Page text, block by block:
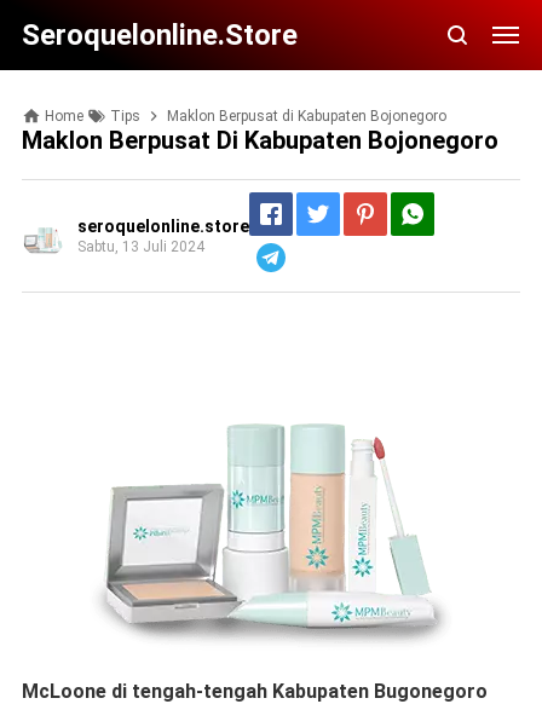
Seroquelonline.store
Home Tips Maklon Berpusat di Kabupaten Bojonegoro
Maklon Berpusat Di Kabupaten Bojonegoro
seroquelonline.store
Sabtu, 13 Juli 2024
McLoone di tengah-tengah Kabupaten Bugonegoro